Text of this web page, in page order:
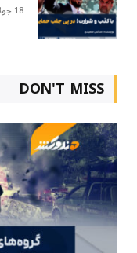
18 جولای 2024
DON'T MISS